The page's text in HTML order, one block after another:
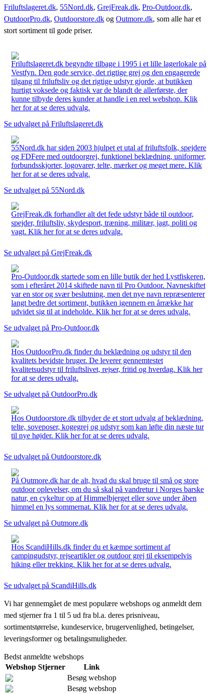
Friluftslageret.dk, 55Nord.dk, GrejFreak.dk, Pro-Outdoor.dk,
OutdoorPro.dk, Outdoorstore.dk og Outmore.dk, som alle har et
stort sortiment til gode priser.
Friluftslageret.dk begyndte tilbage i 1995 i et lille lagerlokale på
Vestfyn. Den gode service, det rigtige grej og den engagerede
tilgang til friluftsliv og det rigtige udstyr gjorde, at butikken
hurtigt voksede og faktisk var de blandt de allerførste, der
kunne tilbyde deres kunder at handle i en reel webshop. Klik
her for at se deres udvalg.
Se udvalget på Friluftslageret.dk
55Nord.dk har siden 2003 hjulpet et utal af friluftsfolk, spejdere
og FDFere med outdoorgrej, funktionel beklædning, uniformer,
forbundsskjorter, logovarer, telte, mærker og meget mere. Klik
her for at se deres udvalg.
Se udvalget på 55Nord.dk
GrejFreak.dk forhandler alt det fede udstyr både til outdoor,
spejder, friluftsliv, skydesport, træning, militær, jagt, politi og
vagt. Klik her for at se deres udvalg.
Se udvalget på GrejFreak.dk
Pro-Outdoor.dk startede som en lille butik der hed Lystfiskeren,
som i efteråret 2014 skiftede navn til Pro Outdoor. Navneskiftet
var en stor og svær beslutning, men det nye navn repræsenterer
langt bedre det sortiment, butikken igennem en årrække har
udvidet sig til at indeholde. Klik her for at se deres udvalg.
Se udvalget på Pro-Outdoor.dk
Hos OutdoorPro.dk finder du beklædning og udstyr til den
kvalitets bevidste bruger. De leverer gennemtestet
kvalitetsudstyr til friluftslivet, rejser, fritid og hverdag. Klik her
for at se deres udvalg.
Se udvalget på OutdoorPro.dk
Hos Outdoorstore.dk tilbyder de et stort udvalg af beklædning,
telte, soveposer, kogegrej og udstyr som kan løfte din næste tur
til nye højder. Klik her for at se deres udvalg.
Se udvalget på Outdoorstore.dk
På Outmore.dk har de alt, hvad du skal bruge til små og store
outdoor oplevelser, om du så skal på vandretur i Norges barske
natur, en cykeltur op af Himmelbjerget eller sove under åben
himmel en lys sommernat. Klik her for at se deres udvalg.
Se udvalget på Outmore.dk
Hos ScandiHills.dk finder du et kæmpe sortiment af
campingudstyr, rejseartikler og outdoor grej til eksempelvis
hiking eller trekking. Klik her for at se deres udvalg.
Se udvalget på ScandiHills.dk
Vi har gennemgået de mest populære webshops og anmeldt dem
med stjerner fra 1 til 5 ud fra bl.a. deres prisniveau,
sortimentstørrelse, kundeservice, brugervenlighed, betingelser,
leveringsformer og betalingsmuligheder.
Bedst anmeldte webshops
Webshop Stjerner
Link
Besøg webshop
Besøg webshop